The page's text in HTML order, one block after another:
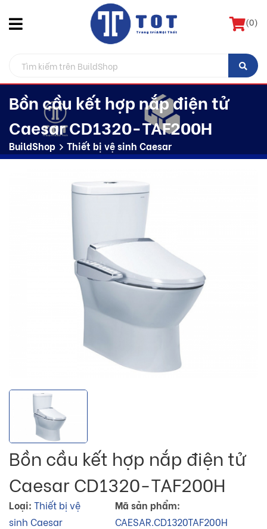
(0)
Bồn cầu kết hợp nắp điện tử
Caesar CD1320-TAF200H
BuildShop Thiết bị vệ sinh Caesar
Bồn cầu kết hợp nắp điện tử
Caesar CD1320-TAF200H
Loại: Thiết bị vệ
sinh Caesar
Mã sản phẩm:
CAESAR.CD1320TAF200H